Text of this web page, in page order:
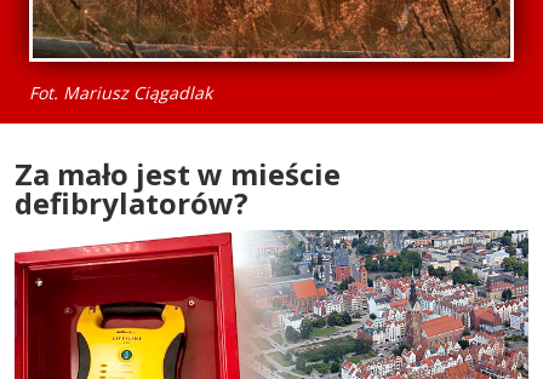
Fot. Mariusz Ciągadlak
Za mało jest w mieście
defibrylatorów?